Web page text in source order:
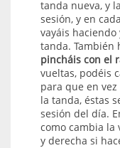
tanda nueva, y
sesión, y en
vayáis
tanda. También
pincháis con el
vueltas, podéis
para que en
la tanda, éstas
sesión del día.
como cambia la
y derecha si